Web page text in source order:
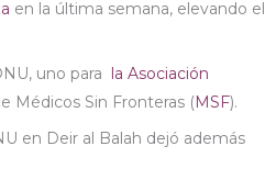
en la última semana, elevando el
uno para la Asociación
Médicos Sin Fronteras (MSF).
en Deir al Balah dejó además